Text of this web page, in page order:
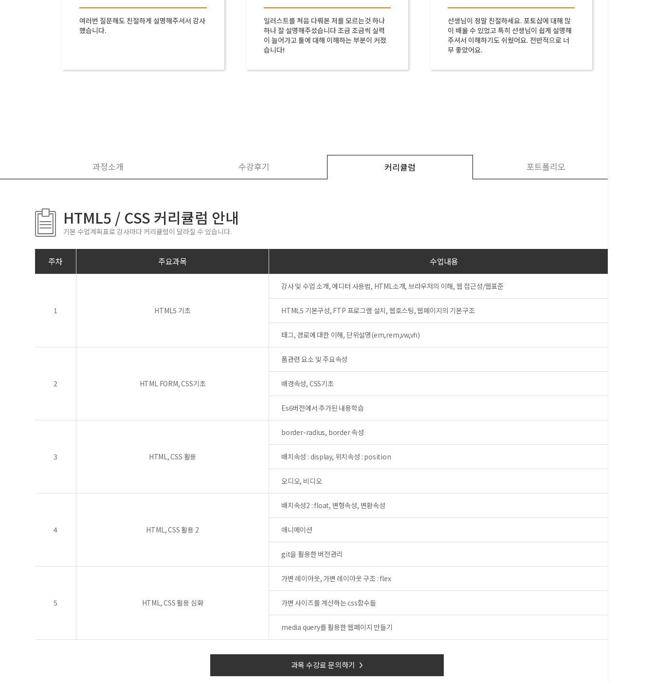
여러번 질문해도 친절하게 설명해주셔서 감사
했습니다.
일러스트를 처음 다뤄본 저를 모르는것 하나
하나 잘 설명해주셨습니다 조금 조금씩 실력
이 늘어가고 툴에 대해 이해하는 부분이 커졌
습니다!
선생님이 정말 친절하세요. 포토샵에 대해 많
이 배울 수 있었고 특히 선생님이 쉽게 설명해
주셔서 이해하기도 쉬웠어요. 전반적으로 너
무 좋았어요.
과정소개 수강후기 커리큘럼 포트폴리오
HTML5 / CSS 커리큘럼 안내
기본 수업계획표로 강사마다 커리큘럼이 달라질 수 있습니다.
주차 주요과목 수업내용
1 HTML5 기초
강사 및 수업 소개, 에디터 사용법, HTML소개, 브라우저의 이해, 웹 접근성/웹표준
HTML5 기본구성, FTP 프로그램 설치, 웹호스팅, 웹페이지의 기본구조
태그, 경로에 대한 이해, 단위설명(em,rem,vw,vh)
2 HTML FORM, CSS기초
폼관련 요소 및 주요속성
배경속성, CSS기초
Es6버전에서 추가된 내용학습
3 HTML, CSS 활용
border-radius, border 속성
배치속성 : display, 위치속성 : position
오디오, 비디오
4 HTML, CSS 활용 2
배치속성2 : float, 변형속성, 변환속성
애니메이션
git을 활용한 버전관리
5 HTML, CSS 활용 심화
가변 레이아웃, 가변 레이아웃 구조 : flex
가변 사이즈를 계산하는 css함수들
media query를 활용한 웹페이지 만들기
과목 수강료 문의하기 >